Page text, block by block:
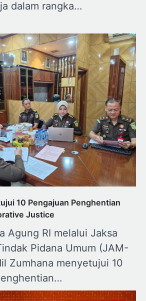
dalam rangka…
10 Pengajuan Penghentian
Justice
Agung RI melalui Jaksa
Pidana Umum (JAM-
Zumhana menyetujui 10